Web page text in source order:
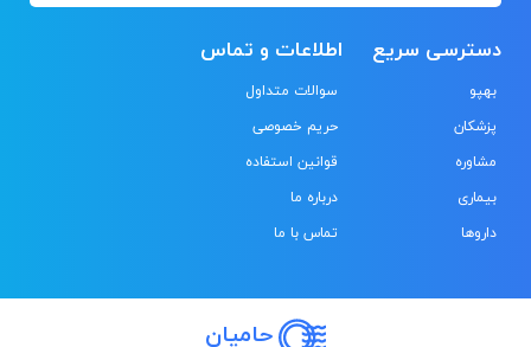
دسترسی سریع
بهپو
پزشکان
مشاوره
بیماری
داروها
اطلاعات و تماس
سوالات متداول
حریم خصوصی
قوانین استفاده
درباره ما
تماس با ما
حامیان